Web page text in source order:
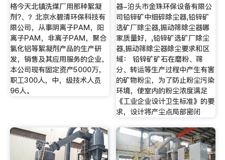
格今天北镇洗煤厂用那种絮凝
剂?、？北京水碧清环保科技有
限公司，从事阴离子PAM，阳
离子PAM，非离子PAM，聚合
氯化铝等絮凝剂产品的生产研
发，销售及其应用服务的企业，
本公司现有固定资产5000万，
职工300人，中，级技术人员
96人。
器-泊头市金珠环保设备有限公
司铅锌矿中细碎除尘器,铅锌矿
选矿厂除尘器,振动筛除尘器哪
家质量好，,铅锌矿选矿厂除尘
器,振动筛除尘器除尘要求和区
域： 铅锌矿矿石在磨粉、筛
分、转运等生产过程中产生有害
的矿物粉尘，为了防止粉尘污染
环境，使室内的粉尘浓度满足
《工业企业设计卫生标准》的要
求，设计将产尘点局部密闭